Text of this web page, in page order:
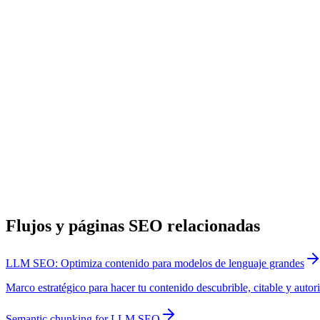
Flujos y páginas SEO relacionadas
LLM SEO: Optimiza contenido para modelos de lenguaje grandes
Marco estratégico para hacer tu contenido descubrible, citable y